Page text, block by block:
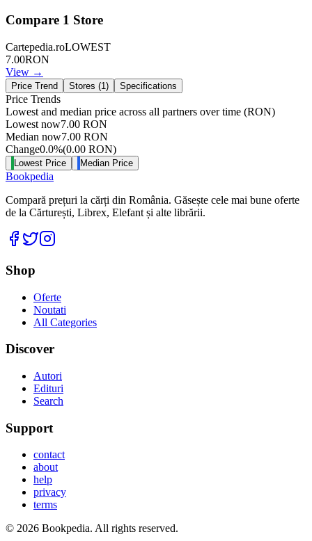
Compare 1 Store
Cartepedia.roLOWEST
7.00RON
View →
Price Trend Stores (1) Specifications
Price Trends
Lowest and median price across all partners over time (RON)
Lowest now7.00 RON
Median now7.00 RON
Change0.0%(0.00 RON)
Lowest Price Median Price
Bookpedia
Compară prețuri la cărți din România. Găsește cele mai bune oferte
de la Cărturești, Librex, Elefant și alte librării.
Facebook
Twitter
Shop
Oferte
Noutati
All Categories
Discover
Autori
Edituri
Search
Support
contact
about
help
privacy
terms
© 2026 Bookpedia. All rights reserved.